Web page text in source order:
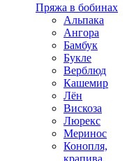
Пряжа в бобинах
Альпака
Ангора
Бамбук
Букле
Верблюд
Кашемир
Лён
Вискоза
Люрекс
Меринос
Конопля,
крапива,